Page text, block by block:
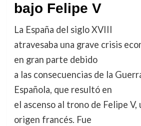
bajo Felipe V
La España del siglo XVIII
atravesaba una grave crisis
en gran parte debido
a las consecuencias de la
Española, que resultó en
el ascenso al trono de Felipe V,
origen francés. Fue